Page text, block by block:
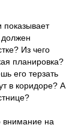
показывает
Из чего
планировка?
его терзать
в коридоре? А
внимание на